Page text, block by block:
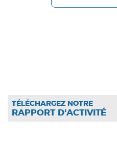
TÉLÉCHARGEZ NOTRE
RAPPORT D'ACTIVITÉ